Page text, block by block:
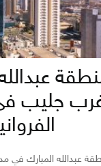
جليب
عبدالله المبارك في